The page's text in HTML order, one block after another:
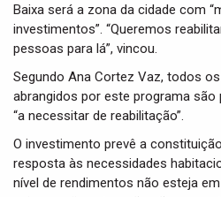
Baixa será a zona da cidade com
investimentos”. “Queremos
pessoas para lá”, vincou.
Segundo Ana Cortez Vaz, todos
abrangidos por este programa
“a necessitar de reabilitação”.
O investimento prevê a
resposta às necessidades
nível de rendimentos não esteja